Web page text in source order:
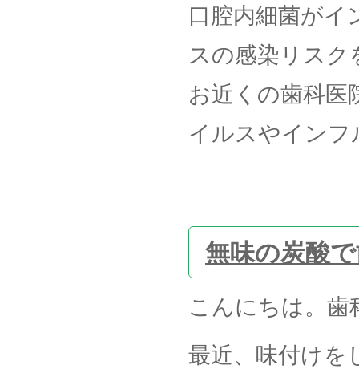
口腔内細菌がイ
スの感染リスク
お近くの歯科医
イルスやイン
無味の炭酸
こんにちは。
最近、味付けを